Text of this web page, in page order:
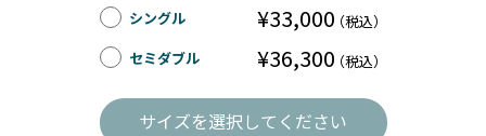
シングル ¥33,000（税込）
セミダブル
¥36,300（税込）
サイズを選択してください